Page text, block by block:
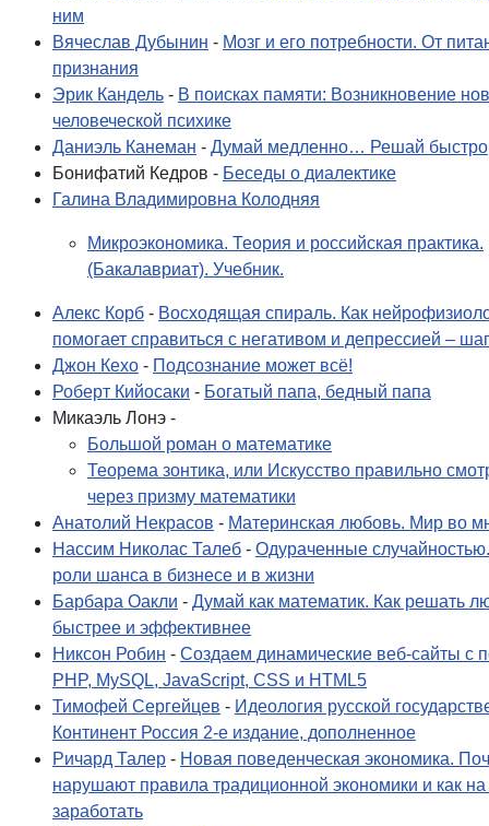
ним
Вячеслав Дубынин - Мозг и его потребности. От
признания
Эрик Кандель - В поисках памяти: Возникновение
человеческой психике
Даниэль Канеман - Думай медленно… Решай быстро
Бонифатий Кедров - Беседы о диалектике
Галина Владимировна Колодняя
Микроэкономика. Теория и российская практика.
(Бакалавриат). Учебник.
Алекс Корб - Восходящая спираль. Как
помогает справиться с негативом и депрессией –
Джон Кехо - Подсознание может всё!
Роберт Кийосаки - Богатый папа, бедный папа
Микаэль Лонэ -
Большой роман о математике
Теорема зонтика, или Искусство правильно
через призму математики
Анатолий Некрасов - Материнская любовь. Мир во
Нассим Николас Талеб - Одураченные
роли шанса в бизнесе и в жизни
Барбара Оакли - Думай как математик. Как решать
быстрее и эффективнее
Никсон Робин - Создаем динамические веб-сайты с
PHP, MySQL, JavaScript, CSS и HTML5
Тимофей Сергейцев - Идеология русской
Континент Россия 2-е издание, дополненное
Ричард Талер - Новая поведенческая экономика.
нарушают правила традиционной экономики и как на
заработать